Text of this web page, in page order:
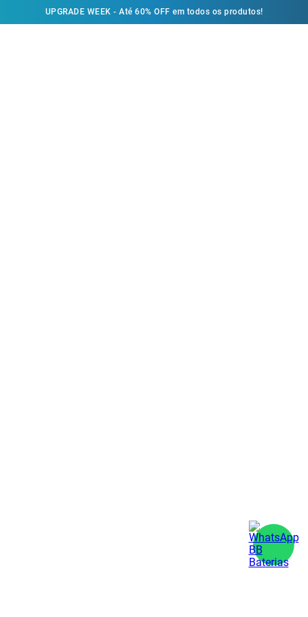
UPGRADE WEEK - Até 60% OFF em todos os produtos!